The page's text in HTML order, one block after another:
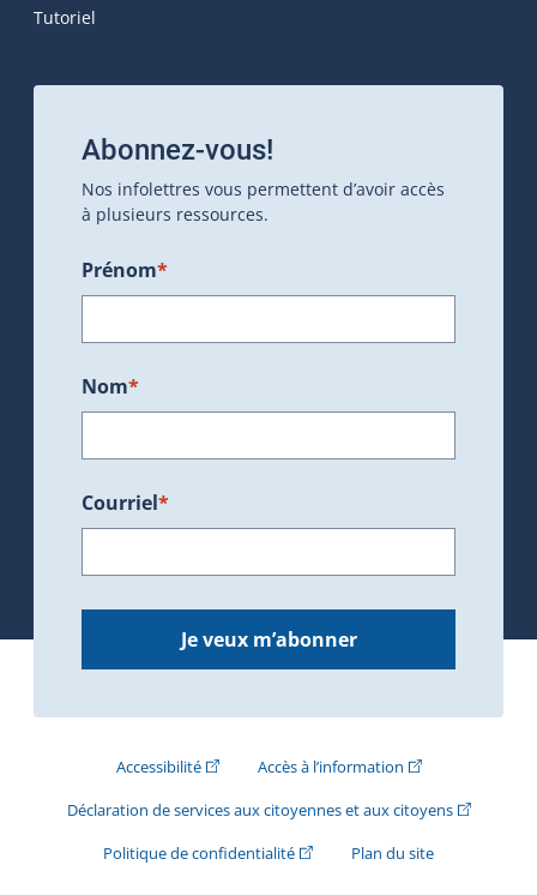
Tutoriel
Abonnez-vous!
Nos infolettres vous permettent d’avoir accès
à plusieurs ressources.
Prénom*
Nom*
Courriel*
Je veux m’abonner
Accessibilité(Cet hyperlien externe s'ouvrira dans une
Accès à l’information(Cet hyperlien
Déclaration de services aux citoyennes et aux citoyens(Cet
Politique de confidentialité(Cet hyperlien externe s'ouvrira
Plan du site